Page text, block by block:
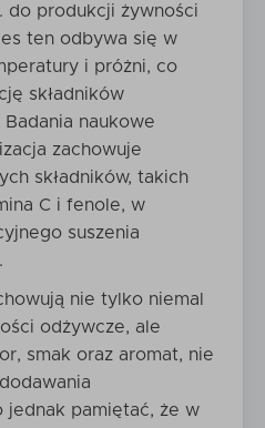
do produkcji żywności
ten odbywa się w
i próżni, co
składników
naukowe
zachowuje
składników, takich
C i fenole, w
suszenia
nie tylko niemal
odżywcze, ale
smak oraz aromat, nie
jednak pamiętać, że w